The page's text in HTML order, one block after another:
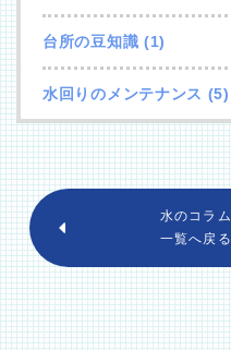
台所の豆知識 (1)
水回りのメンテナンス (5)
水のコラム
一覧へ戻る